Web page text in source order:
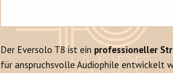
Der Eversolo T8 ist ein professioneller
für anspruchsvolle Audiophile entwickelt